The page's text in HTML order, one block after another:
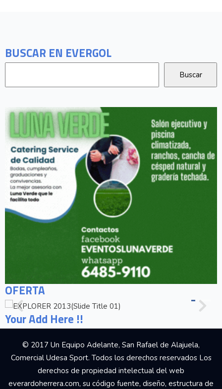
BUSCAR EN EVERGOL
OFERTA
Your Add Here !!
© 2017 Un Equipo Adelante, San Rafael de Alajuela,
Comercial Udesa Sport. Todos los derechos reservados Los
derechos de propiedad intelectual del web
everardoherrera.com, su código fuente, diseño, estructura de